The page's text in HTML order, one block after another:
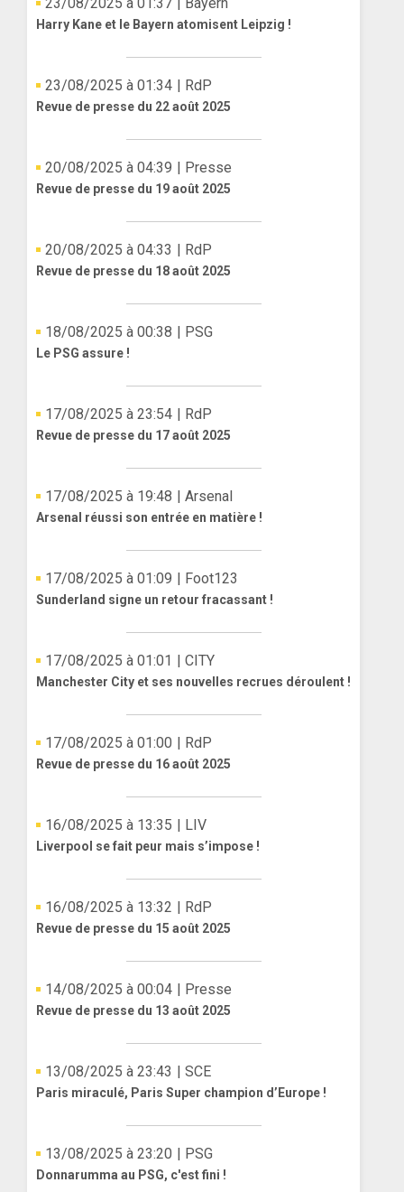
Harry Kane et le Bayern atomisent Leipzig !
23/08/2025 à 01:34 | RdP
Revue de presse du 22 août 2025
20/08/2025 à 04:39 | Presse
Revue de presse du 19 août 2025
20/08/2025 à 04:33 | RdP
Revue de presse du 18 août 2025
18/08/2025 à 00:38 | PSG
Le PSG assure !
17/08/2025 à 23:54 | RdP
Revue de presse du 17 août 2025
17/08/2025 à 19:48 | Arsenal
Arsenal réussi son entrée en matière !
17/08/2025 à 01:09 | Foot123
Sunderland signe un retour fracassant !
17/08/2025 à 01:01 | CITY
Manchester City et ses nouvelles recrues déroulent !
17/08/2025 à 01:00 | RdP
Revue de presse du 16 août 2025
16/08/2025 à 13:35 | LIV
Liverpool se fait peur mais s’impose !
16/08/2025 à 13:32 | RdP
Revue de presse du 15 août 2025
14/08/2025 à 00:04 | Presse
Revue de presse du 13 août 2025
13/08/2025 à 23:43 | SCE
Paris miraculé, Paris Super champion d’Europe !
13/08/2025 à 23:20 | PSG
Donnarumma au PSG, c'est fini !